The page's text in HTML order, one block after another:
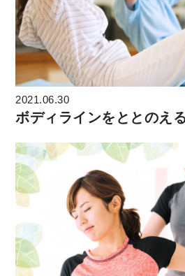
2021.06.30
ボディラインをととのえ